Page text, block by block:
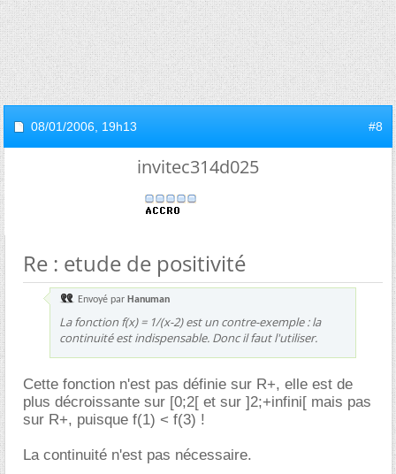
08/01/2006, 19h13 #8
invitec314d025
Re : etude de positivité
Envoyé par Hanuman
La fonction f(x) = 1/(x-2) est un contre-exemple : la
continuité est indispensable. Donc il faut l'utiliser.
Cette fonction n'est pas définie sur R+, elle est de
plus décroissante sur [0;2[ et sur ]2;+infini[ mais pas
sur R+, puisque f(1) < f(3) !
La continuité n'est pas nécessaire.